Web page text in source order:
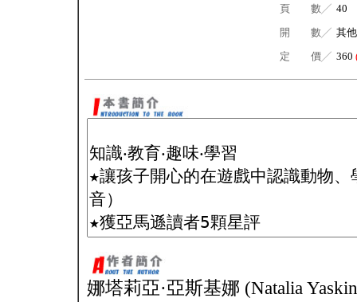
頁 數╱ 40
開 數╱ 其他
定 價╱ 360
娜塔莉亞·亞斯基娜 (Natalia